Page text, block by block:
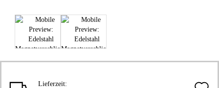
Lieferzeit: